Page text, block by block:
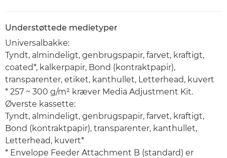
Understøttede medietyper
Universalbakke:
Tyndt, almindeligt, genbrugspapir, farvet, kraftigt,
coated*, kalkerpapir, Bond (kontraktpapir),
transparenter, etiket, kanthullet, Letterhead, kuvert
* 257 ~ 300 g/m² kræver Media Adjustment Kit.
Øverste kassette:
Tyndt, almindeligt, genbrugspapir, farvet, kraftigt,
Bond (kontraktpapir), transparenter, kanthullet,
Letterhead, kuvert*
* Envelope Feeder Attachment B (standard) er